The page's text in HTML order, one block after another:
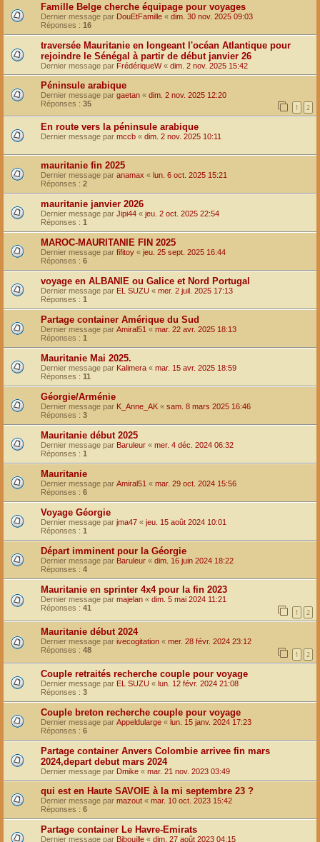
Famille Belge cherche équipage pour voyages
Dernier message par DouEtFamille « dim. 30 nov. 2025 09:03
Réponses : 16
traversée Mauritanie en longeant l'océan Atlantique pour
rejoindre le Sénégal à partir de début janvier 26
Dernier message par FrédériqueW« dim. 2 nov. 2025 15:42
Péninsule arabique
Dernier message par gaetan « dim. 2 nov. 2025 12:20
Réponses : 35 1 2
En route vers la péninsule arabique
Dernier message par mccb « dim. 2 nov. 2025 10:11
mauritanie fin 2025
Dernier message par anamax « lun. 6 oct. 2025 15:21
Réponses : 2
mauritanie janvier 2026
Dernier message par Jipi44 « jeu. 2 oct. 2025 22:54
Réponses : 1
MAROC-MAURITANIE FIN 2025
Dernier message par fifitoy « jeu. 25 sept. 2025 16:44
Réponses : 6
voyage en ALBANIE ou Galice et Nord Portugal
Dernier message par EL SUZU « mer. 2 juil. 2025 17:13
Réponses : 1
Partage container Amérique du Sud
Dernier message par Amiral51 « mar. 22 avr. 2025 18:13
Réponses : 1
Mauritanie Mai 2025.
Dernier message par Kalimera « mar. 15 avr. 2025 18:59
Réponses : 11
Géorgie/Arménie
Dernier message par K_Anne_AK « sam. 8 mars 2025 16:46
Réponses : 3
Mauritanie début 2025
Dernier message par Baruleur « mer. 4 déc. 2024 06:32
Réponses : 1
Mauritanie
Dernier message par Amiral51 « mar. 29 oct. 2024 15:56
Réponses : 6
Voyage Géorgie
Dernier message par jma47 « jeu. 15 août 2024 10:01
Réponses : 1
Départ imminent pour la Géorgie
Dernier message par Baruleur « dim. 16 juin 2024 18:22
Réponses : 4
Mauritanie en sprinter 4x4 pour la fin 2023
Dernier message par majelan « dim. 5 mai 2024 11:21
Réponses : 41 1 2
Mauritanie début 2024
Dernier message par ivecogitation « mer. 28 févr. 2024 23:12
Réponses : 48 1 2
Couple retraités recherche couple pour voyage
Dernier message par EL SUZU « lun. 12 févr. 2024 21:08
Réponses : 3
Couple breton recherche couple pour voyage
Dernier message par Appeldularge « lun. 15 janv. 2024 17:23
Réponses : 6
Partage container Anvers Colombie arrivee fin mars
2024,depart debut mars 2024
Dernier message par Dmike « mar. 21 nov. 2023 03:49
qui est en Haute SAVOIE à la mi septembre 23 ?
Dernier message par mazout « mar. 10 oct. 2023 15:42
Réponses : 6
Partage container Le Havre-Emirats
Dernier message par Bibouille « dim. 27 août 2023 04:15